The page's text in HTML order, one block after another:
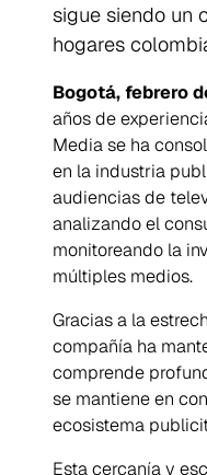
sigue siendo un
hogares
Bogotá, febrero
años de
Media se ha
en la industria
audiencias de
analizando el
monitoreando la
múltiples medios.
Gracias a la
compañía ha
comprende
se mantiene en
ecosistema
Esta cercanía y